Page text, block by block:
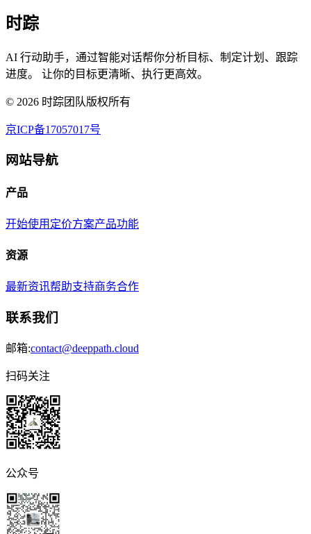
时踪
AI 行动助手，通过智能对话帮你分析目标、制定计划、跟踪
进度。 让你的目标更清晰、执行更高效。
© 2026 时踪团队版权所有
京ICP备17057017号
网站导航
产品
开始使用 定价方案产品功能
资源
最新资讯帮助支持商务合作
联系我们
邮箱:contact@deeppath.cloud
扫码关注
公众号